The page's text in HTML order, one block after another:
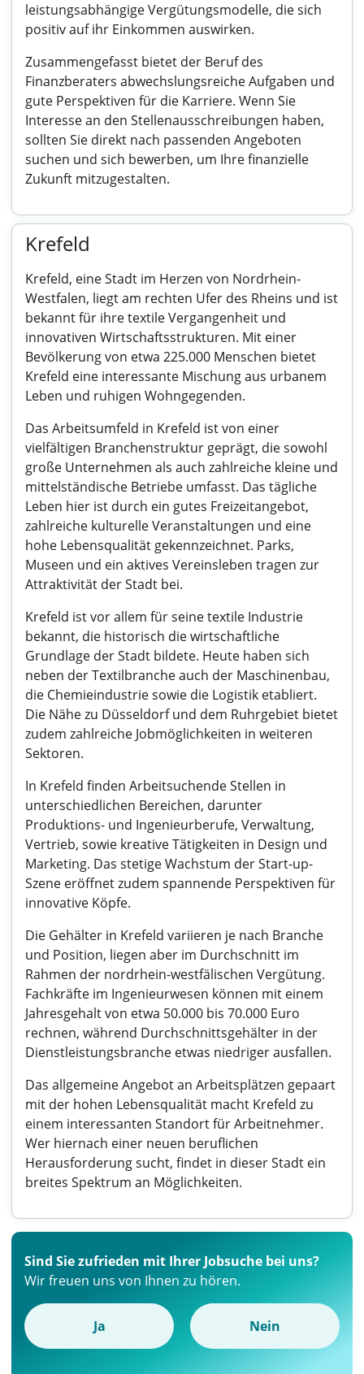
leistungsabhängige Vergütungsmodelle, die sich
positiv auf ihr Einkommen auswirken.
Zusammengefasst bietet der Beruf des
Finanzberaters abwechslungsreiche Aufgaben und
gute Perspektiven für die Karriere. Wenn Sie
Interesse an den Stellenausschreibungen haben,
sollten Sie direkt nach passenden Angeboten
suchen und sich bewerben, um Ihre finanzielle
Zukunft mitzugestalten.
Krefeld
Krefeld, eine Stadt im Herzen von Nordrhein-
Westfalen, liegt am rechten Ufer des Rheins und ist
bekannt für ihre textile Vergangenheit und
innovativen Wirtschaftsstrukturen. Mit einer
Bevölkerung von etwa 225.000 Menschen bietet
Krefeld eine interessante Mischung aus urbanem
Leben und ruhigen Wohngegenden.
Das Arbeitsumfeld in Krefeld ist von einer
vielfältigen Branchenstruktur geprägt, die sowohl
große Unternehmen als auch zahlreiche kleine und
mittelständische Betriebe umfasst. Das tägliche
Leben hier ist durch ein gutes Freizeitangebot,
zahlreiche kulturelle Veranstaltungen und eine
hohe Lebensqualität gekennzeichnet. Parks,
Museen und ein aktives Vereinsleben tragen zur
Attraktivität der Stadt bei.
Krefeld ist vor allem für seine textile Industrie
bekannt, die historisch die wirtschaftliche
Grundlage der Stadt bildete. Heute haben sich
neben der Textilbranche auch der Maschinenbau,
die Chemieindustrie sowie die Logistik etabliert.
Die Nähe zu Düsseldorf und dem Ruhrgebiet bietet
zudem zahlreiche Jobmöglichkeiten in weiteren
Sektoren.
In Krefeld finden Arbeitsuchende Stellen in
unterschiedlichen Bereichen, darunter
Produktions- und Ingenieurberufe, Verwaltung,
Vertrieb, sowie kreative Tätigkeiten in Design und
Marketing. Das stetige Wachstum der Start-up-
Szene eröffnet zudem spannende Perspektiven für
innovative Köpfe.
Die Gehälter in Krefeld variieren je nach Branche
und Position, liegen aber im Durchschnitt im
Rahmen der nordrhein-westfälischen Vergütung.
Fachkräfte im Ingenieurwesen können mit einem
Jahresgehalt von etwa 50.000 bis 70.000 Euro
rechnen, während Durchschnittsgehälter in der
Dienstleistungsbranche etwas niedriger ausfallen.
Das allgemeine Angebot an Arbeitsplätzen gepaart
mit der hohen Lebensqualität macht Krefeld zu
einem interessanten Standort für Arbeitnehmer.
Wer hiernach einer neuen beruflichen
Herausforderung sucht, findet in dieser Stadt ein
breites Spektrum an Möglichkeiten.
Sind Sie zufrieden mit Ihrer Jobsuche bei uns?
Wir freuen uns von Ihnen zu hören.
Ja Nein